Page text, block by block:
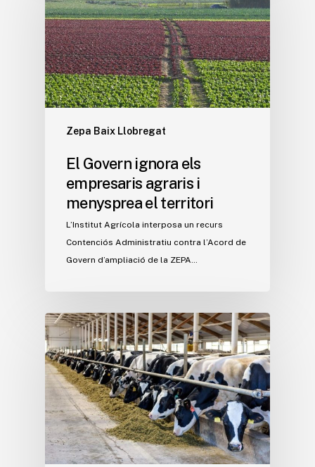
Zepa Baix Llobregat
El Govern ignora els
empresaris agraris i
menysprea el territori
L’Institut Agrícola interposa un recurs
Contenciós Administratiu contra l’Acord de
Govern d’ampliació de la ZEPA…